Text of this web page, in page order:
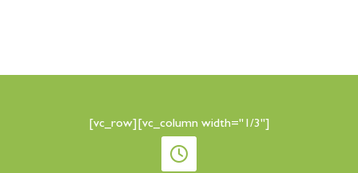
[vc_row][vc_column width="1/3"]